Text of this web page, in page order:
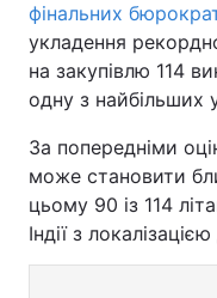
фінальних
укладення
на закупівлю 114
одну з найбільших
За попередніми
може становити
цьому 90 із 114
Індії з